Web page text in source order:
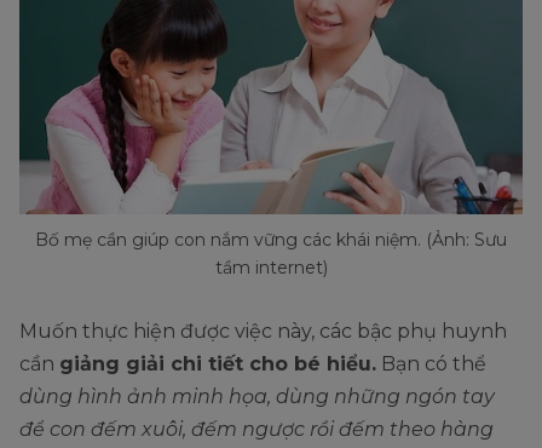
Bố mẹ cần giúp con nắm vững các khái niệm. (Ảnh: Sưu
tầm internet)
Muốn thực hiện được việc này, các bậc phụ huynh
cần giảng giải chi tiết cho bé hiểu. Bạn có thể
dùng hình ảnh minh họa, dùng những ngón tay
để con đếm xuôi, đếm ngược rồi đếm theo hàng